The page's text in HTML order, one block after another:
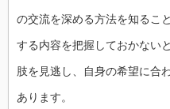
の交流を深める方法を知るこ
する内容を把握しておかないと
肢を見逃し、自身の希望に合
あります。